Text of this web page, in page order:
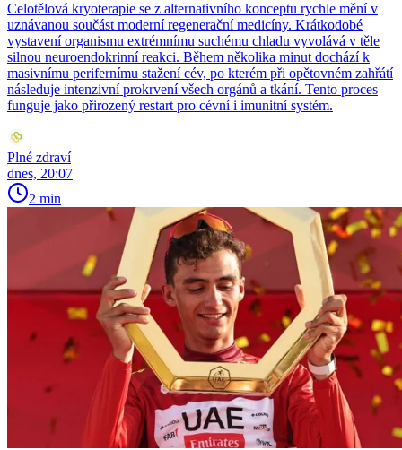
Celotělová kryoterapie se z alternativního konceptu rychle mění v
uznávanou součást moderní regenerační medicíny. Krátkodobé
vystavení organismu extrémnímu suchému chladu vyvolává v těle
silnou neuroendokrinní reakci. Během několika minut dochází k
masivnímu perifernímu stažení cév, po kterém při opětovném zahřátí
následuje intenzivní prokrvení všech orgánů a tkání. Tento proces
funguje jako přirozený restart pro cévní i imunitní systém.
Plné zdraví
dnes, 20:07
2 min